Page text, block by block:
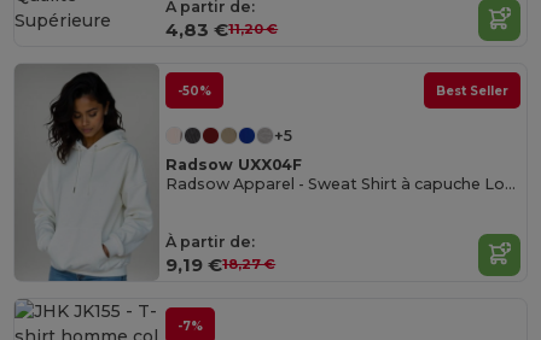
À partir de:
4,83 €11,20 €
-50% Best Seller
+5
Radsow UXX04F
Radsow Apparel - Sweat Shirt à capuche London pour femmes
À partir de:
9,19 €18,27 €
-7%